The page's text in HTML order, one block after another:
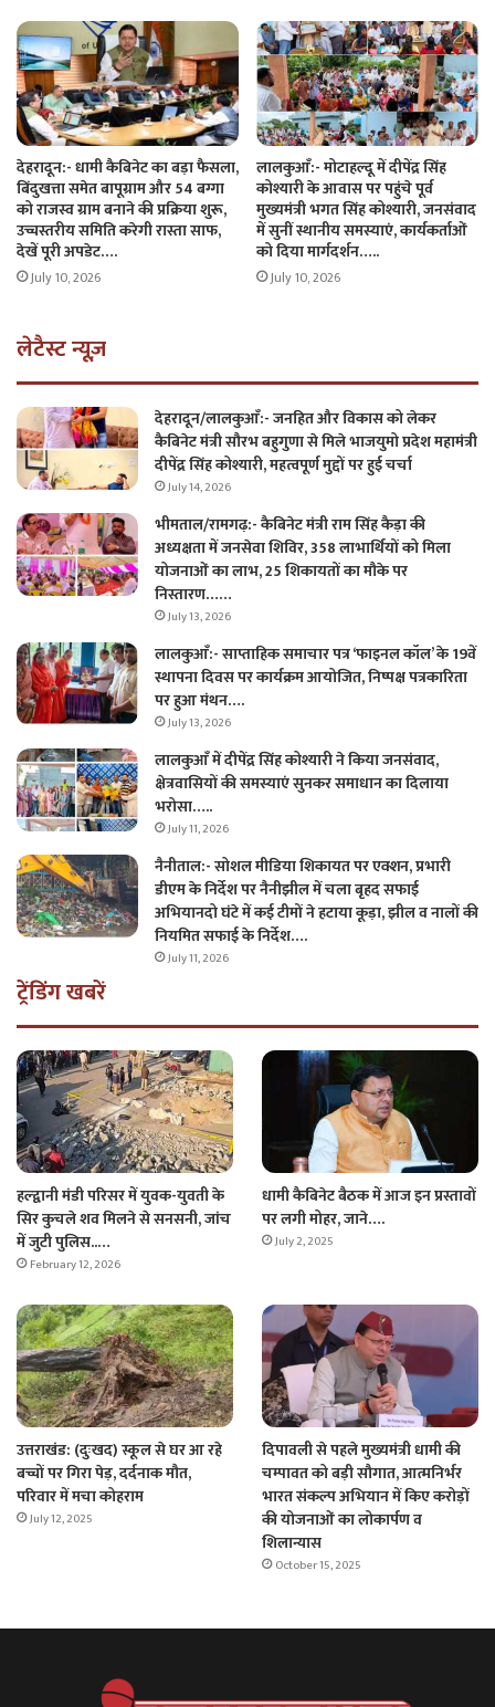
देहरादून:- धामी कैबिनेट का बड़ा फैसला,
बिंदुखत्ता समेत बापूग्राम और 54 बग्गा
को राजस्व ग्राम बनाने की प्रक्रिया शुरू,
उच्चस्तरीय समिति करेगी रास्ता साफ,
देखें पूरी अपडेट….
July 10, 2026
लालकुआँ:- मोटाहल्दू में दीपेंद्र सिंह
कोश्यारी के आवास पर पहुंचे पूर्व
मुख्यमंत्री भगत सिंह कोश्यारी, जनसंवाद
में सुनीं स्थानीय समस्याएं, कार्यकर्ताओं
को दिया मार्गदर्शन…..
July 10, 2026
लेटैस्ट न्यूज़
देहरादून/लालकुआँ:- जनहित और विकास को लेकर
कैबिनेट मंत्री सौरभ बहुगुणा से मिले भाजयुमो प्रदेश महामंत्री
दीपेंद्र सिंह कोश्यारी, महत्वपूर्ण मुद्दों पर हुई चर्चा
July 14, 2026
भीमताल/रामगढ़:- कैबिनेट मंत्री राम सिंह कैड़ा की
अध्यक्षता में जनसेवा शिविर, 358 लाभार्थियों को मिला
योजनाओं का लाभ, 25 शिकायतों का मौके पर
निस्तारण……
July 13, 2026
लालकुआँ:- साप्ताहिक समाचार पत्र ‘फाइनल कॉल’ के 19वें
स्थापना दिवस पर कार्यक्रम आयोजित, निष्पक्ष पत्रकारिता
पर हुआ मंथन….
July 13, 2026
लालकुआँ में दीपेंद्र सिंह कोश्यारी ने किया जनसंवाद,
क्षेत्रवासियों की समस्याएं सुनकर समाधान का दिलाया
भरोसा…..
July 11, 2026
नैनीताल:- सोशल मीडिया शिकायत पर एक्शन, प्रभारी
डीएम के निर्देश पर नैनीझील में चला बृहद सफाई
अभियानदो घंटे में कई टीमों ने हटाया कूड़ा, झील व नालों की
नियमित सफाई के निर्देश….
July 11, 2026
ट्रेंडिंग खबरें
हल्द्वानी मंडी परिसर में युवक-युवती के
सिर कुचले शव मिलने से सनसनी, जांच
में जुटी पुलिस..…
February 12, 2026
धामी कैबिनेट बैठक में आज इन प्रस्तावों
पर लगी मोहर, जाने….
July 2, 2025
उत्तराखंड: (दुःखद) स्कूल से घर आ रहे
बच्चों पर गिरा पेड़, दर्दनाक मौत,
परिवार में मचा कोहराम
July 12, 2025
दिपावली से पहले मुख्यमंत्री धामी की
चम्पावत को बड़ी सौगात, आत्मनिर्भर
भारत संकल्प अभियान में किए करोड़ों
की योजनाओं का लोकार्पण व
शिलान्यास
October 15, 2025